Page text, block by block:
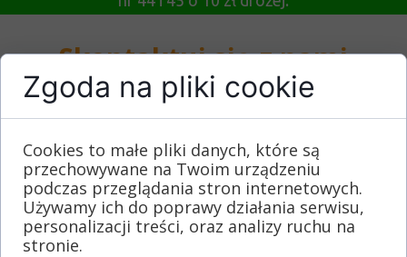
502 674 505
572 910 805
Telefon montażysty:
Skontaktuj się z nami
Zgoda na pliki cookie
Cookies to małe pliki danych, które są
przechowywane na Twoim urządzeniu
podczas przeglądania stron internetowych.
Używamy ich do poprawy działania serwisu,
personalizacji treści, oraz analizy ruchu na
stronie.